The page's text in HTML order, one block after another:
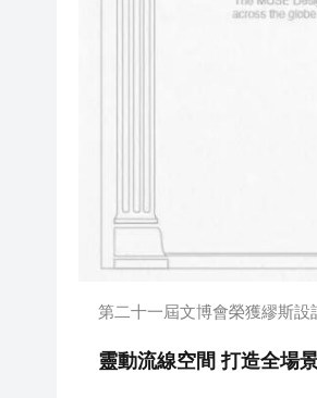
第二十一屆文博會榮獲繆斯
靈動流線空間 打造全場